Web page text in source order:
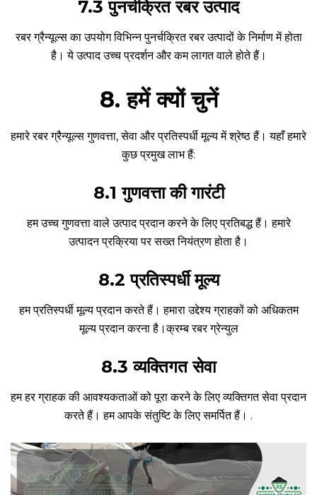
7.3 पुनर्चक्रित रबर उत्पाद
रबर ग्रैन्यूल्स का उपयोग विभिन्न पुनर्चक्रित रबर उत्पादों के निर्माण में होता
है। ये उत्पाद उच्च प्रदर्शन और कम लागत वाले होते हैं।
8. हमें क्यों चुनें
हमारे रबर ग्रैन्यूल्स गुणवत्ता, सेवा और प्रतिस्पर्धी मूल्य में श्रेष्ठ हैं। यहाँ हमारे
कुछ प्रमुख लाभ हैं:
8.1 गुणवत्ता की गारंटी
हम उच्च गुणवत्ता वाले उत्पाद प्रदान करने के लिए प्रतिबद्ध हैं। हमारे
उत्पादन प्रक्रिया पर सख्त नियंत्रण होता है।
8.2 प्रतिस्पर्धी मूल्य
हम प्रतिस्पर्धी मूल्य प्रदान करते हैं। हमारा उद्देश्य ग्राहकों को अधिकतम
मूल्य प्रदान करना है।क्रम्ब रबर ग्रेन्युल
8.3 व्यक्तिगत सेवा
हम हर ग्राहक की आवश्यकताओं को पूरा करने के लिए व्यक्तिगत सेवा प्रदान
करते हैं। हम आपके संतुष्टि के लिए समर्पित हैं। .